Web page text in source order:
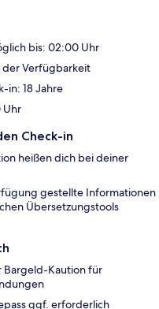
bis: 02:00 Uhr
Verfügbarkeit
in: 18 Jahre
Uhr
Check-in
heißen dich bei deiner
gestellte Informationen
Übersetzungstools
Bargeld-Kaution für
ggf. erforderlich